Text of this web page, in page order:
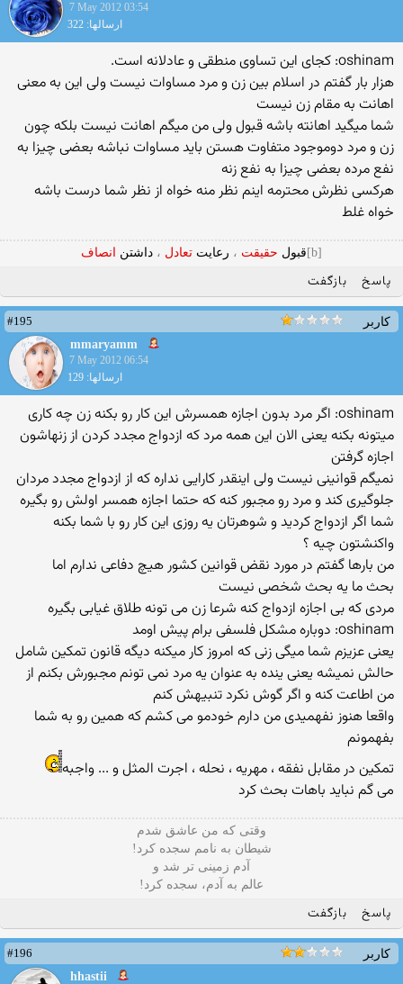
7 May 2012 03:54
ارسالها: 322
oshinam: کجای این تساوی منطقی و عادلانه است.
هزار بار گفتم در اسلام بین زن و مرد مساوات نیست ولی این به معنی
اهانت به مقام زن نیست
شما میگید اهانته باشه قبول ولی من میگم اهانت نیست بلکه چون
زن و مرد دوموجود متفاوت هستن باید مساوات نباشه بعضی چیزا به
نفع مرده بعضی چیزا به نفع زنه
هرکسی نظرش محترمه اینم نظر منه خواه از نظر شما درست باشه
خواه غلط
[b] قبول حقیقت ، رعایت تعادل ، داشتن انصاف
پاسخ بازگفت
کاربر
#195
mmaryamm
7 May 2012 06:54
ارسالها: 129
oshinam: اگر مرد بدون اجازه همسرش این کار رو بکنه زن چه کاری
میتونه بکنه یعنی الان این همه مرد که ازدواج مجدد کردن از زنهاشون
اجازه گرفتن
نمیگم قوانینی نیست ولی اینقدر کارایی نداره که از ازدواج مجدد مردان
جلوگیری کند و مرد رو مجبور کنه که حتما اجازه همسر اولش رو بگیره
شما اگر ازدواج کردید و شوهرتان یه روزی این کار رو با شما بکنه
واکنشتون چیه ؟
من بارها گفتم در مورد نقض قوانین کشور هیچ دفاعی ندارم اما
بحث ما یه بحث شخصی نیست
مردی که بی اجازه ازدواج کنه شرعا زن می تونه طلاق غیابی بگیره
oshinam: دوباره مشکل فلسفی برام پیش اومد
یعنی عزیزم شما میگی زنی که امروز کار میکنه دیگه قانون تمکین شامل
حالش نمیشه یعنی ینده به عنوان یه مرد نمی تونم مجبورش بکنم از
من اطاعت کنه و اگر گوش نکرد تنبیهش کنم
واقعا هنوز نفهمیدی من دارم خودمو می کشم که همین رو به شما
بفهمونم
تمکین در مقابل نفقه ، مهریه ، نحله ، اجرت المثل و ... واجبه
می گم نباید باهات بحث کرد
وقتی که من عاشق شدم
شیطان به نامم سجده کرد!
آدم زمینی تر شد و
عالم به آدم، سجده کرد!
پاسخ بازگفت
کاربر
#196
hhastii